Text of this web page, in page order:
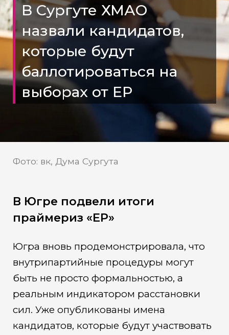
В Сургуте ХМАО
назвали кандидатов,
которые будут
баллотироваться на
выборах от ЕР
Фото: вк, Дума Сургута
В Югре подвели итоги
праймериз «ЕР»
Югра вновь продемонстрировала, что
внутрипартийные процедуры могут
быть не просто формальностью, а
реальным индикатором расстановки
сил. Уже опубликованы имена
кандидатов, которые будут участвовать